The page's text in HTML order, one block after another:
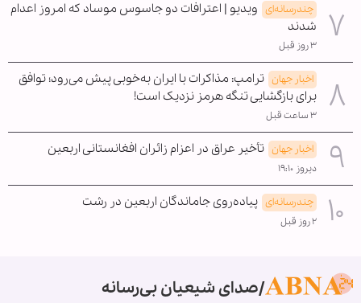
چندرسانه‌ای ویدیو | اعترافات دو جاسوس موساد که امروز اعدام
شدند
۳ روز قبل
اخبار جهان ترامپ: مذاکرات با ایران به‌خوبی پیش می‌رود؛ توافق
برای بازگشایی تنگه هرمز نزدیک است!
۳ ساعت قبل
اخبار جهان تأخیر عراق در اعزام زائران افغانستانی اربعین
دیروز ۱۹:۱۰
چندرسانه‌ای پیاده‌روی جاماندگان اربعین در رشت
۲ روز قبل
صدای شیعیان بی‌رسانه